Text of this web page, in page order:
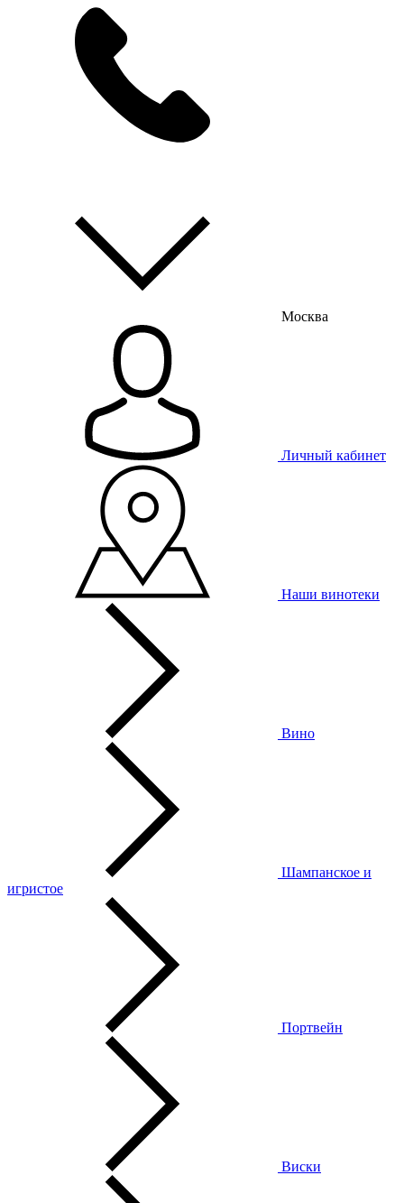
Москва
Личный кабинет
Наши винотеки
Вино
Шампанское и
игристое
Портвейн
Виски